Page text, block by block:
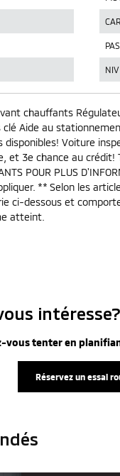
NIV
chauffants
Aide au
Voiture
et 3e chance au crédit!
POUR PLUS
** Selon les
ci-dessous et
atteint.
vous tenter en
Réservez un essai